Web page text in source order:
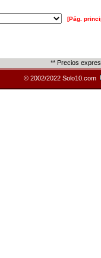
[Pág.
** Precios
© 2002/2022 Solo10.com